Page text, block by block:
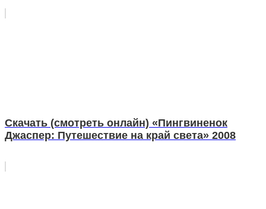
Скачать (смотреть онлайн) «Пингвиненок
Джаспер: Путешествие на край света» 2008